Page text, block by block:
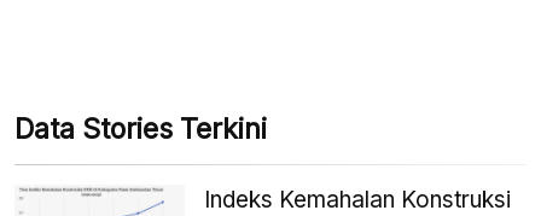
Data Stories Terkini
Indeks Kemahalan Konstruksi